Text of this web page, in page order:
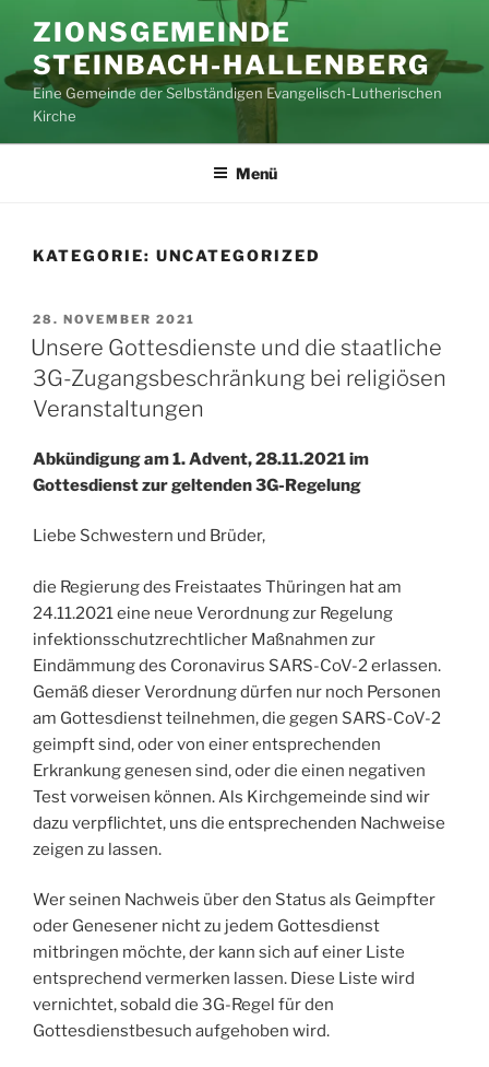
Inhalt
springen
ZIONSGEMEINDE
STEINBACH-HALLENBERG
Eine Gemeinde der Selbständigen Evangelisch-Lutherischen
Kirche
Menü
KATEGORIE: UNCATEGORIZED
VERÖFFENTLICHT
AM
28. NOVEMBER 2021
Unsere Gottesdienste und die staatliche
3G-Zugangsbeschränkung bei religiösen
Veranstaltungen
Abkündigung am 1. Advent, 28.11.2021 im
Gottesdienst zur geltenden 3G-Regelung
Liebe Schwestern und Brüder,
die Regierung des Freistaates Thüringen hat am
24.11.2021 eine neue Verordnung zur Regelung
infektionsschutzrechtlicher Maßnahmen zur
Eindämmung des Coronavirus SARS-CoV-2 erlassen.
Gemäß dieser Verordnung dürfen nur noch Personen
am Gottesdienst teilnehmen, die gegen SARS-CoV-2
geimpft sind, oder von einer entsprechenden
Erkrankung genesen sind, oder die einen negativen
Test vorweisen können. Als Kirchgemeinde sind wir
dazu verpflichtet, uns die entsprechenden Nachweise
zeigen zu lassen.
Wer seinen Nachweis über den Status als Geimpfter
oder Genesener nicht zu jedem Gottesdienst
mitbringen möchte, der kann sich auf einer Liste
entsprechend vermerken lassen. Diese Liste wird
vernichtet, sobald die 3G-Regel für den
Gottesdienstbesuch aufgehoben wird.